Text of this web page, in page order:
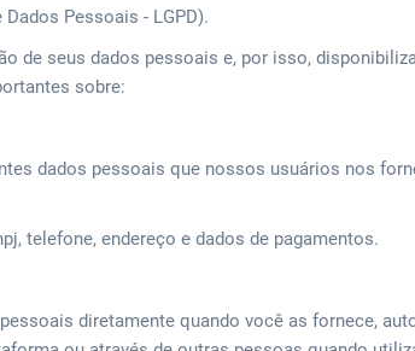
Pessoais - LGPD).
de seus dados pessoais e, por isso,
sobre:
dados pessoais que nossos usuários nos
telefone, endereço e dados de pagamentos.
diretamente quando você as fornece,